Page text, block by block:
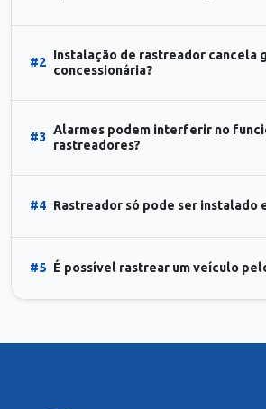
#2
Instalação de rastreador cancela
concessionária?
#3
Alarmes podem interferir no
rastreadores?
#4 Rastreador só pode ser instalado
#5 É possível rastrear um veículo